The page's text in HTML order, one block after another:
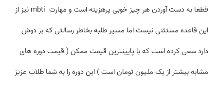
قطعا به دست آوردن هر چیز خوبی پرهزینه است و مهارت mbti نیز از
این قاعده مستثنی نیست اما مسیر طلبه بخاطر رسالتی که بر دوش
دارد سعی کرده است که با پایین­ترین قیمت ممکن ( قیمت دوره های
مشابه بیشتر از یک ملیون تومان است ) این دوره را به شما طلاب عزیز